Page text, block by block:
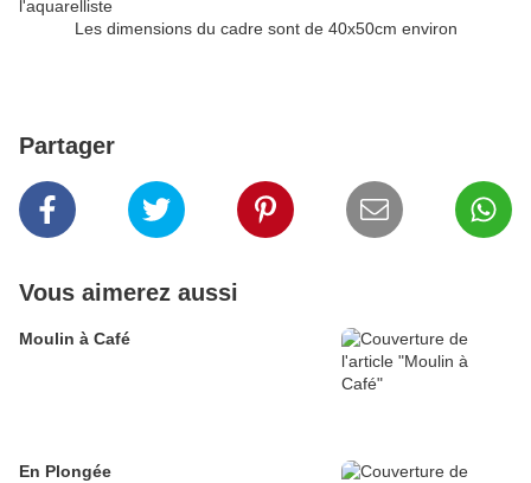
l'aquarelliste
Les dimensions du cadre sont de 40x50cm environ
Partager
Vous aimerez aussi
Moulin à Café
En Plongée